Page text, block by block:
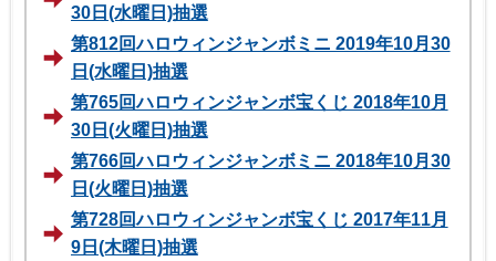
30日(水曜日)抽選
第812回ハロウィンジャンボミニ 2019年10月30
日(水曜日)抽選
第765回ハロウィンジャンボ宝くじ 2018年10月
30日(火曜日)抽選
第766回ハロウィンジャンボミニ 2018年10月30
日(火曜日)抽選
第728回ハロウィンジャンボ宝くじ 2017年11月
9日(木曜日)抽選